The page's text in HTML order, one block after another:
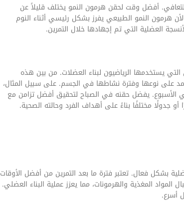
أفضل وقت لحقن هرمون النمو يختلف قليلاً عن
هرمون النمو الطبيعي يفرز بشكل رئيسي أثناء النوم
العضلية التي تم إجهادها خلال التمرين.
التي يستخدمها الرياضيون لبناء العضلات. من بين هذه
على نوعها وفترة نشاطها في الجسم. على سبيل المثال،
في الأسبوع. يفضل حقنه في الصباح لتحقيق أفضل تزامن مع
جدولًا مختلفًا بناءً على أهداف الفرد وحالته الصحية.
بشكل فعال. تعتبر فترة ما بعد التمرين من أفضل الأوقات
المغذية والهرمونات، مما يعزز عملية البناء العضلي.
أسرع.